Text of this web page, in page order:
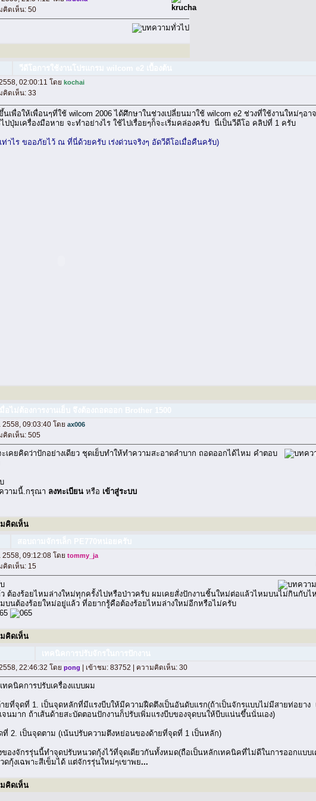
คิดเห็น: 50
02:00:11 โดย kochai
คิดเห็น: 33
เพื่อให้เพื่อนๆที่ใช้ wilcom 2006 ได้ศึกษาในช่วงเปลี่ยนมาใช้ wilcom e2 ช่วงที่ใช้งานใหม่ๆอา
ปปุ่มเครื่องมือหาย จะทำอย่างไร ใช้ไปเรื่อยๆก็จะเริ่มคล่องครับ นี่เป็นวีดีโอ คลิปที่ 1 ครับ
าไร ขออภัยไว้ ณ ที่นี่ด้วยครับ เร่งด่วนจริงๆ อัดวีดีโอเมื่อคืนครับ)
09:03:40 โดย ax006
คิดเห็น: 505
เคยคิดว่าปักอย่างเดียว ชุดเย็บทำให้ทำความสะอาดลำบาก ถอดออกได้ไหม คำตอบ
วามนี้.กรุณา ลงทะเบียน หรือ เข้าสู่ระบบ
คิดเห็น
09:12:08 โดย tommy_ja
คิดเห็น: 15
ว ต้องร้อยไหมล่างใหม่ทุกครั้งไปหรือป่าวครับ ผมเคยสั่งปักงานชิ้นใหม่ต่อแล้วไหมบนไม่กินกับไ
บนต้องร้อยใหม่อยู่แล้ว ที่อยากรู้คือต้องร้อยไหมล่างใหม่อีกหรือไม่ครับ
คิดเห็น
22:46:32 โดย pong | เข้าชม: 83752 | ความคิดเห็น: 30
ทคนิคการปรับเครื่องแบบผม
ยที่จุดที่ 1. เป็นจุดหลักที่มีแรงบีบให้มีความฝืดตึงเป็นอันดับแรก(ถ้าเป็นจักรแบบไม่มีสายท่อยาง
จนมาก ถ้าเส้นด้ายสะบัดตอนปักงานก็ปรับเพิ่มแรงบีบของจุดบนให้บีบแน่นขึ้นนั่นเอง)
ที่ 2. เป็นจุดตาม (เน้นปรับความตึงหย่อนของด้ายที่จุดที่ 1 เป็นหลัก)
องจักรรุ่นนี้ทำจุดปรับหนวดกุ้งไว้ที่จุดเดียวกันทั้งหมด(ถือเป็นหลักเทคนิคที่ไม่ดีในการออกแบบเ
กุ้งเฉพาะสีเข็มได้ แต่จักรรุ่นใหม่ๆเขาพย...
คิดเห็น